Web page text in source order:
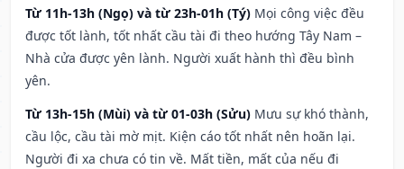
Từ 11h-13h (Ngọ) và từ 23h-01h (Tý) Mọi công việc đều
được tốt lành, tốt nhất cầu tài đi theo hướng Tây Nam –
Nhà cửa được yên lành. Người xuất hành thì đều bình
yên.
Từ 13h-15h (Mùi) và từ 01-03h (Sửu) Mưu sự khó thành,
cầu lộc, cầu tài mờ mịt. Kiện cáo tốt nhất nên hoãn lại.
Người đi xa chưa có tin về. Mất tiền, mất của nếu đi